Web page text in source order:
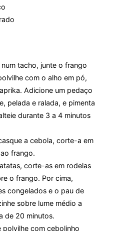
tacho, junte o frango
com o alho em pó,
Adicione um pedaço
pelada e ralada, e pimenta
durante 3 a 4 minutos
a cebola, corte-a em
frango.
corte-as em rodelas
o frango. Por cima,
congelados e o pau de
sobre lume médio a
de 20 minutos.
polvilhe com cebolinho